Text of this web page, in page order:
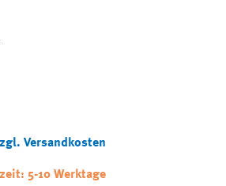
Versandkosten
5-10 Werktage